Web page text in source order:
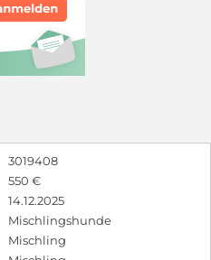
3019408
550 €
14.12.2025
Mischlingshunde
Mischling